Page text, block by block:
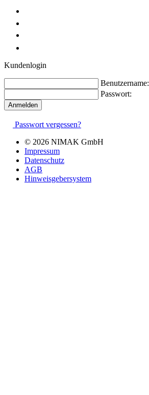
Kundenlogin
Benutzername:
Passwort:
Passwort vergessen?
© 2026 NIMAK GmbH
Impressum
Datenschutz
AGB
Hinweisgebersystem